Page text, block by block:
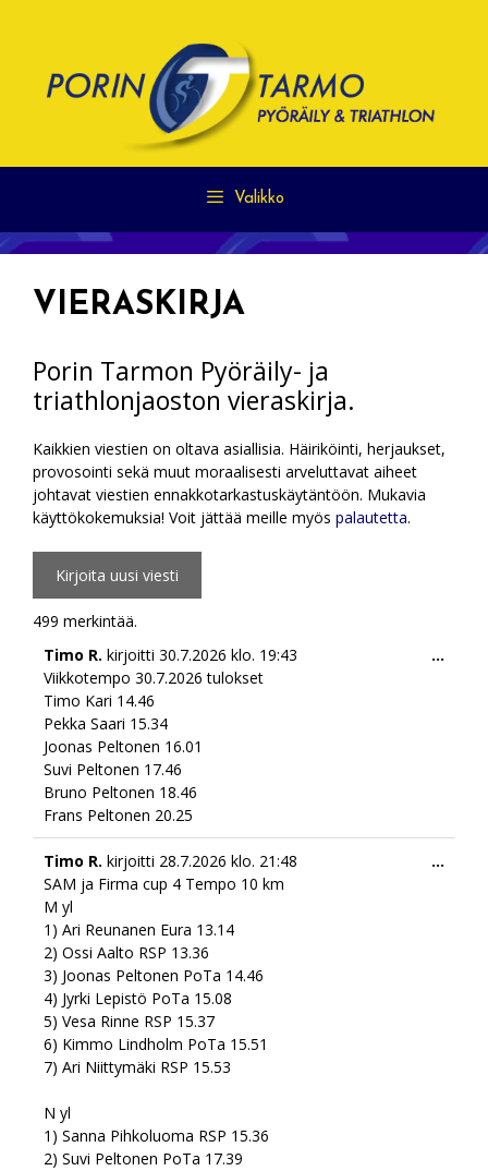
Valikko
VIERASKIRJA
Porin Tarmon Pyöräily- ja
triathlonjaoston vieraskirja.
Kaikkien viestien on oltava asiallisia. Häiriköinti, herjaukset,
provosointi sekä muut moraalisesti arveluttavat aiheet
johtavat viestien ennakkotarkastuskäytäntöön. Mukavia
käyttökokemuksia! Voit jättää meille myös palautetta.
499 merkintää.
Timo R. kirjoitti 30.7.2026 klo. 19:43
Viikkotempo 30.7.2026 tulokset
Timo Kari 14.46
Pekka Saari 15.34
Joonas Peltonen 16.01
Suvi Peltonen 17.46
Bruno Peltonen 18.46
Frans Peltonen 20.25
...
Timo R. kirjoitti 28.7.2026 klo. 21:48
SAM ja Firma cup 4 Tempo 10 km
M yl
1) Ari Reunanen Eura 13.14
2) ⁠Ossi Aalto RSP 13.36
3) ⁠Joonas Peltonen PoTa 14.46
4) ⁠Jyrki Lepistö PoTa 15.08
5) ⁠Vesa Rinne RSP 15.37
6) ⁠Kimmo Lindholm PoTa 15.51
7) ⁠Ari Niittymäki RSP 15.53
N yl
1) Sanna Pihkoluoma RSP 15.36
2) Suvi Peltonen PoTa 17.39
...